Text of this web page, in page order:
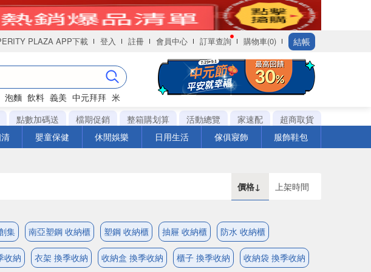
PLAZA APP下載 登入 註冊 會員中心 訂單查詢 購物車(0) 結帳
泡麵 飲料 義美 中元拜拜 米
點數加碼送 檔期促銷 整箱購划算 活動總覽 家速配
超商取貨
嬰童保健 休閒娛樂 日用生活 傢俱寢飾 服飾鞋包
價格↓ 上架時間
集 南亞塑鋼 收納櫃 塑鋼 收納櫃 抽屜 收納櫃 防水 收納櫃
收納 衣架 換季收納 收納盒 換季收納 櫃子 換季收納 收納袋 換季收納